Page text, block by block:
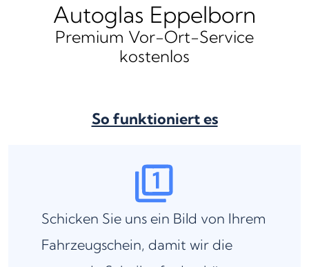
Autoglas Eppelborn
Premium Vor-Ort-Service
kostenlos
So funktioniert es
Schicken Sie uns ein Bild von Ihrem
Fahrzeugschein, damit wir die